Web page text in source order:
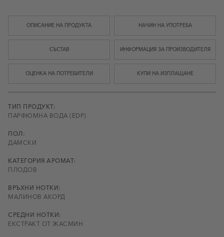
ОПИСАНИЕ НА ПРОДУКТА НАЧИН НА УПОТРЕБА
СЪСТАВ ИНФОРМАЦИЯ ЗА ПРОИЗВОДИТЕЛЯ
ОЦЕНКА НА ПОТРЕБИТЕЛИ КУПИ НА ИЗПЛАЩАНЕ
ТИП ПРОДУКТ:
ПАРФЮМНА ВОДА (EDP)
ПОЛ:
ДАМСКИ
КАТЕГОРИЯ АРОМАТ:
ПЛОДОВ
ВРЪХНИ НОТКИ:
МАЛИНОВ АКОРД
СРЕДНИ НОТКИ:
ЕКСТРАКТ ОТ ЖАСМИН